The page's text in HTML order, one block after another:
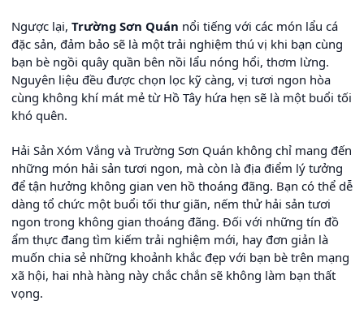
Ngược lại, Trường Sơn Quán nổi tiếng với các món lẩu cá
đặc sản, đảm bảo sẽ là một trải nghiệm thú vị khi bạn cùng
bạn bè ngồi quây quần bên nồi lẩu nóng hổi, thơm lừng.
Nguyên liệu đều được chọn lọc kỹ càng, vị tươi ngon hòa
cùng không khí mát mẻ từ Hồ Tây hứa hẹn sẽ là một buổi tối
khó quên.
Hải Sản Xóm Vắng và Trường Sơn Quán không chỉ mang đến
những món hải sản tươi ngon, mà còn là địa điểm lý tưởng
để tận hưởng không gian ven hồ thoáng đãng. Bạn có thể dễ
dàng tổ chức một buổi tối thư giãn, nếm thử hải sản tươi
ngon trong không gian thoáng đãng. Đối với những tín đồ
ẩm thực đang tìm kiếm trải nghiệm mới, hay đơn giản là
muốn chia sẻ những khoảnh khắc đẹp với bạn bè trên mạng
xã hội, hai nhà hàng này chắc chắn sẽ không làm bạn thất
vọng.